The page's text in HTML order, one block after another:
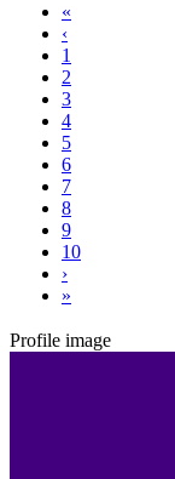
«
‹
1
2
3
4
5
6
7
8
9
10
›
»
Profile image